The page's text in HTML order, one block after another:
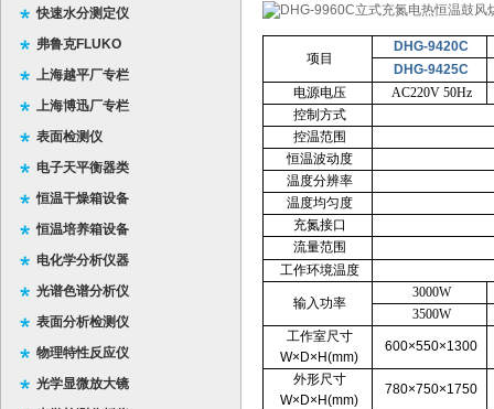
快速水分测定仪
弗鲁克FLUKO
上海越平厂专栏
上海博迅厂专栏
表面检测仪
电子天平衡器类
恒温干燥箱设备
恒温培养箱设备
电化学分析仪器
光谱色谱分析仪
表面分析检测仪
物理特性反应仪
光学显微放大镜
项目
DHG-9420C
DHG-9425C
电源电压
AC220V 50Hz
控制方式
控温范围
恒温波动度
温度分辨率
温度均匀度
充氮接口
流量范围
工作环境温度
输入功率
3000W
3500W
工作室尺寸
W×D×H(mm)
600×550×1300
外形尺寸
W×D×H(mm)
780×750×1750